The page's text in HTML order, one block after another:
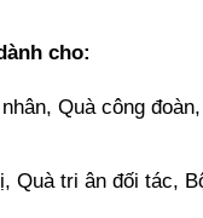
cho:
Quà công
Quà tri ân đối tác,